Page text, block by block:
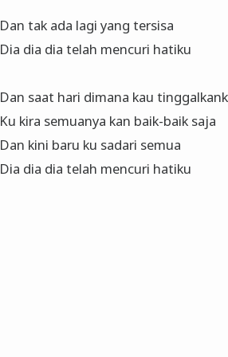
Dan tak ada lagi yang tersisa
Dia dia dia telah mencuri hatiku
Dan saat hari dimana kau
Ku kira semuanya kan baik-baik saja
Dan kini baru ku sadari semua
Dia dia dia telah mencuri hatiku